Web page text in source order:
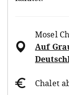
Mosel
Auf
Chalet